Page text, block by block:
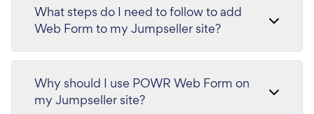
What steps do I need to follow to add
Web Form to my Jumpseller site?
Why should I use POWR Web Form on
my Jumpseller site?